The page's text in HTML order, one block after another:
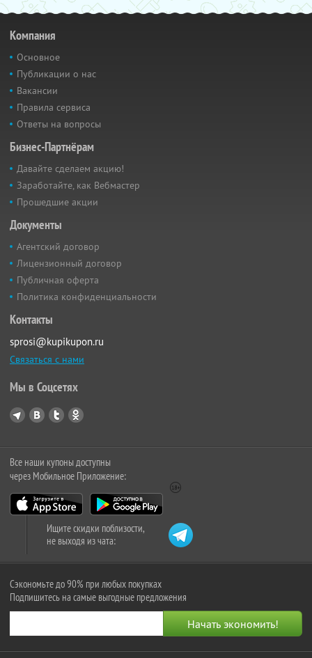
Компания
Основное
Публикации о нас
Вакансии
Правила сервиса
Ответы на вопросы
Бизнес-Партнёрам
Давайте сделаем акцию!
Заработайте, как Вебмастер
Прошедшие акции
Документы
Агентский договор
Лицензионный договор
Публичная оферта
Политика конфиденциальности
Контакты
sprosi@kupikupon.ru
Связаться с нами
Мы в Соцсетях
Все наши купоны доступны
через Мобильное Приложение:
Ищите скидки поблизости,
не выходя из чата:
Сэкономьте до 90% при любых покупках
Подпишитесь на самые выгодные предложения